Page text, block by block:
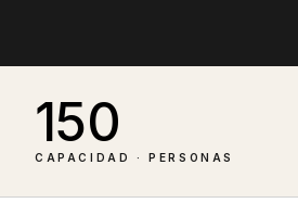
150
CAPACIDAD · PERSONAS